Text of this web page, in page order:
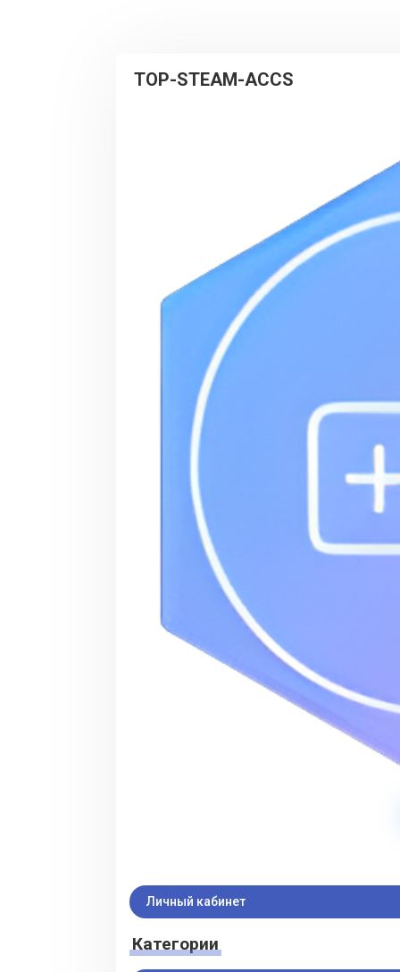
TOP-STEAM-ACCS
Личный кабинет
Категории